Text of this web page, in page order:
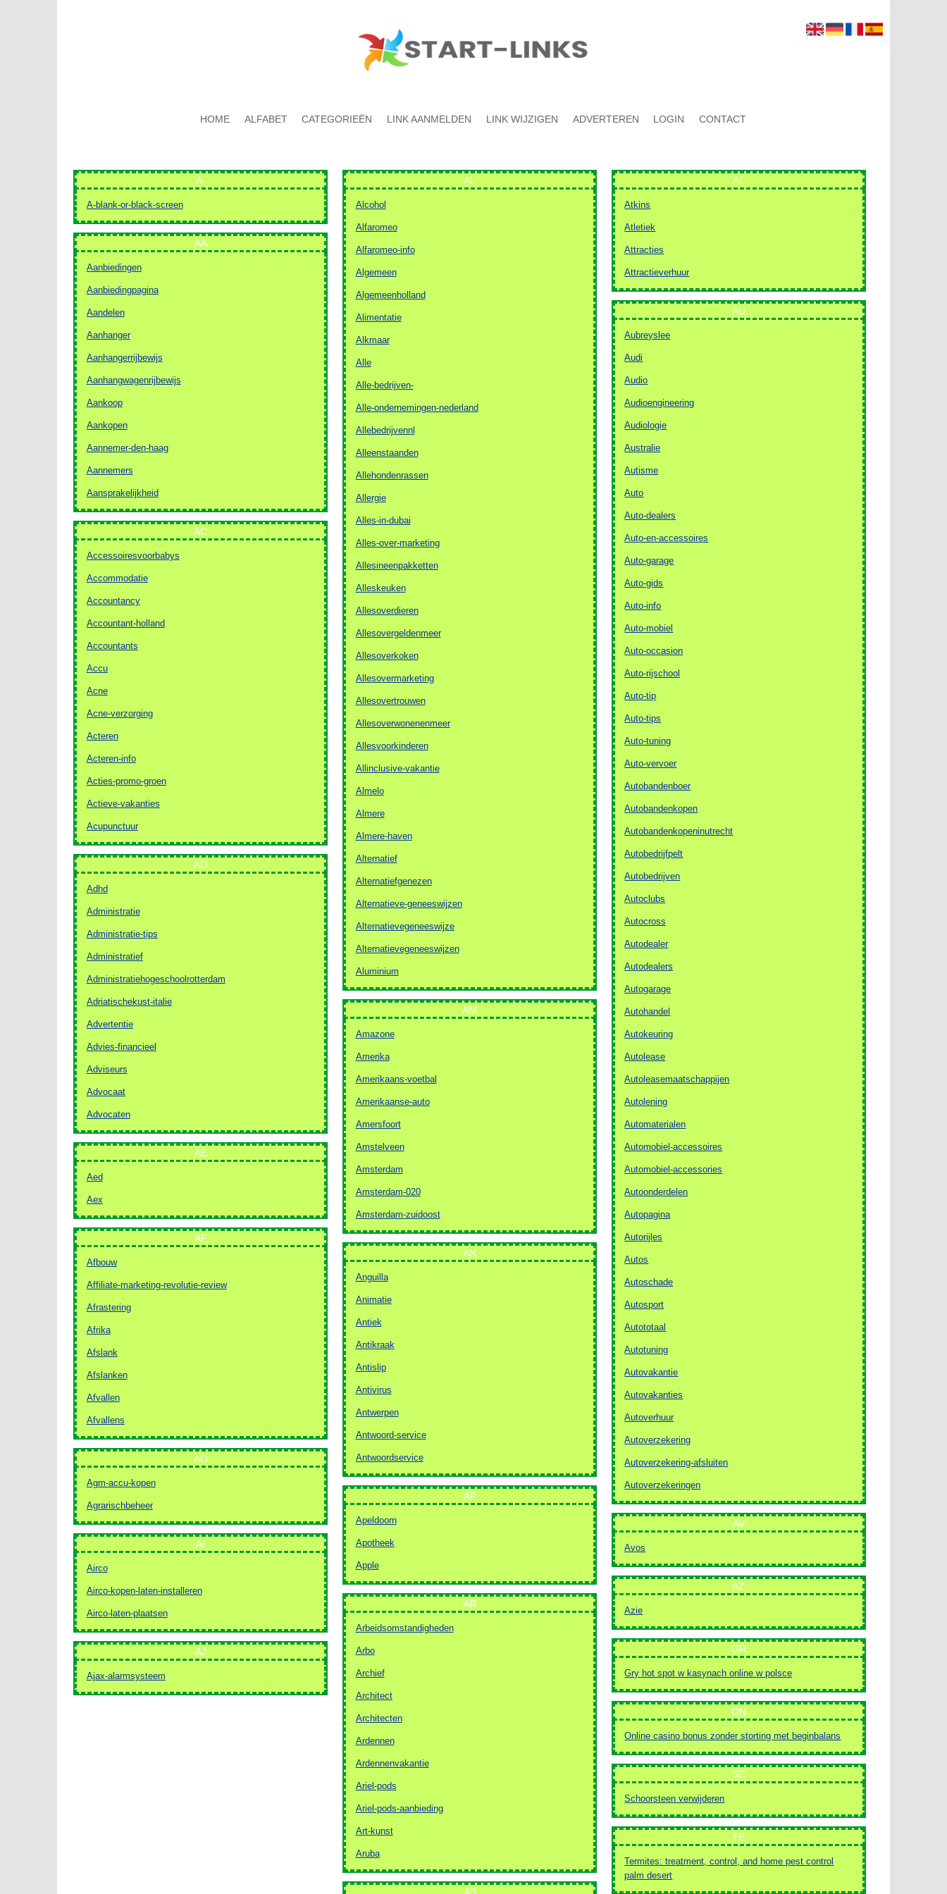
HOME ALFABET CATEGORIEËN LINK AANMELDEN LINK WIJZIGEN ADVERTEREN LOGIN CONTACT
A-
A-blank-or-black-screen
AA
Aanbiedingen
Aanbiedingpagina
Aandelen
Aanhanger
Aanhangerrijbewijs
Aanhangwagenrijbewijs
Aankoop
Aankopen
Aannemer-den-haag
Aannemers
Aansprakelijkheid
AC
Accessoiresvoorbabys
Accommodatie
Accountancy
Accountant-holland
Accountants
Accu
Acne
Acne-verzorging
Acteren
Acteren-info
Acties-promo-groen
Actieve-vakanties
Acupunctuur
AD
Adhd
Administratie
Administratie-tips
Administratief
Administratiehogeschoolrotterdam
Adriatischekust-italie
Advertentie
Advies-financieel
Adviseurs
Advocaat
Advocaten
AE
Aed
Aex
AF
Afbouw
Affiliate-marketing-revolutie-review
Afrastering
Afrika
Afslank
Afslanken
Afvallen
Afvallens
AG
Agm-accu-kopen
Agrarischbeheer
AI
Airco
Airco-kopen-laten-installeren
Airco-laten-plaatsen
AJ
Ajax-alarmsysteem
AL
Alcohol
Alfaromeo
Alfaromeo-info
Algemeen
Algemeenholland
Alimentatie
Alkmaar
Alle
Alle-bedrijven-
Alle-ondernemingen-nederland
Allebedrijvennl
Alleenstaanden
Allehondenrassen
Allergie
Alles-in-dubai
Alles-over-marketing
Allesineenpakketten
Alleskeuken
Allesoverdieren
Allesovergeldenmeer
Allesoverkoken
Allesovermarketing
Allesovertrouwen
Allesoverwonenenmeer
Allesvoorkinderen
Allinclusive-vakantie
Almelo
Almere
Almere-haven
Alternatief
Alternatiefgenezen
Alternatieve-geneeswijzen
Alternatievegeneeswijze
Alternatievegeneeswijzen
Aluminium
AM
Amazone
Amerika
Amerikaans-voetbal
Amerikaanse-auto
Amersfoort
Amstelveen
Amsterdam
Amsterdam-020
Amsterdam-zuidoost
AN
Anguilla
Animatie
Antiek
Antikraak
Antislip
Antivirus
Antwerpen
Antwoord-service
Antwoordservice
AP
Apeldoorn
Apotheek
Apple
AR
Arbeidsomstandigheden
Arbo
Archief
Architect
Architecten
Ardennen
Ardennenvakantie
Ariel-pods
Ariel-pods-aanbieding
Art-kunst
Aruba
AS
AT
Atkins
Atletiek
Attracties
Attractieverhuur
AU
Aubreyslee
Audi
Audio
Audioengineering
Audiologie
Australie
Autisme
Auto
Auto-dealers
Auto-en-accessoires
Auto-garage
Auto-gids
Auto-info
Auto-mobiel
Auto-occasion
Auto-rijschool
Auto-tip
Auto-tips
Auto-tuning
Auto-vervoer
Autobandenboer
Autobandenkopen
Autobandenkopeninutrecht
Autobedrijfpelt
Autobedrijven
Autoclubs
Autocross
Autodealer
Autodealers
Autogarage
Autohandel
Autokeuring
Autolease
Autoleasemaatschappijen
Autolening
Automaterialen
Automobiel-accessoires
Automobiel-accessories
Autoonderdelen
Autopagina
Autorijles
Autos
Autoschade
Autosport
Autototaal
Autotuning
Autovakantie
Autovakanties
Autoverhuur
Autoverzekering
Autoverzekering-afsluiten
Autoverzekeringen
AV
Avos
AZ
Azie
GR
Gry hot spot w kasynach online w polsce
ON
Online casino bonus zonder storting met beginbalans
SC
Schoorsteen verwijderen
TE
Termites: treatment, control, and home pest control
palm desert